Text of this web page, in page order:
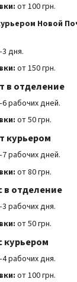
от 100 грн.
Новой
дня.
от 150 грн.
в отделение
рабочих дней.
от 50 грн.
курьером
рабочих дней.
от 80 грн.
в отделение
рабочих дня.
от 50 грн.
курьером
рабочих дня.
от 100 грн.